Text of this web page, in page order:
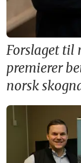
Forslaget til
premierer
norsk